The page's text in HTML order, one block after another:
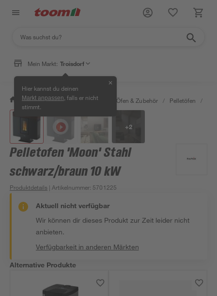
Mein Markt: Troisdorf
Hier kannst du deinen
Markt anpassen , falls er nicht
stimmt.
✕
/ Bauen & Renovieren / Kamine, Öfen & Zubehör / Pelletöfen /
+2
Pelletofen 'Moon' Stahl
schwarz/braun 10 kW
Produktdetails | Artikelnummer: 5701225
Aktuell nicht verfügbar
Wir können dir dieses Produkt zur Zeit leider nicht
anbieten.
Verfügbarkeit in anderen Märkten
Alternative Produkte